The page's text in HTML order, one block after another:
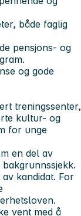
både faglig
pensjons- og
og gode
treningssenter,
kultur- og
for unge
en del av
kandidat. For
vent med å